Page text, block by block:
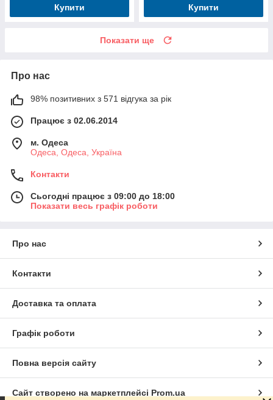
Купити Купити
Показати ще
Про нас
98% позитивних з 571 відгука за рік
Працює з 02.06.2014
м. Одеса
Одеса, Одеса, Україна
Контакти
Сьогодні працює з 09:00 до 18:00
Показати весь графік роботи
Про нас
Контакти
Доставка та оплата
Графік роботи
Повна версія сайту
Сайт створено на маркетплейсі Prom.ua